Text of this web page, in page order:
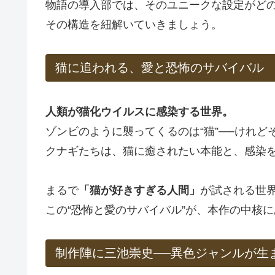
物語の導入部では、そのユニークな設定が
その構造を紐解いていきましょう。
猫に追われる、愛と恐怖のサバイバル
人類が猫化ウイルスに感染する世界。
ゾンビのように襲ってくるのは“猫”──けれ
クナギたちは、猫に癒されたい本能と、感染
まるで「猫が好きすぎる人間」 が試される世
この“恐怖と愛のサバイバル”が、本作の中核
制作陣に三池崇史──異色ジャンルが生